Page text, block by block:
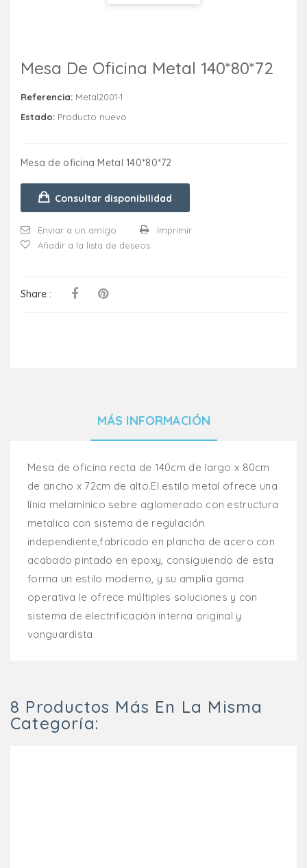
Mesa De Oficina Metal 140*80*72
Referencia: Metal2001-1
Estado: Producto nuevo
Mesa de oficina Metal 140*80*72
Consultar disponibilidad
Enviar a un amigo
Imprimir
Añadir a la lista de deseos
Share :
MÁS INFORMACIÓN
Mesa de oficina recta de 140cm de largo x 80cm
de ancho x 72cm de alto.El estilo metal ofrece una
línia melamínico sebre aglomerado con estructura
metalica con sistema de regulación
independiente,fabricado en plancha de acero con
acabado pintado en epoxy, consiguiendo de esta
forma un estilo moderno, y su amplia gama
operativa le ofrece múltiples soluciones y con
sistema de electrificación interna original y
vanguardista
8 Productos Más En La Misma
Categoría: